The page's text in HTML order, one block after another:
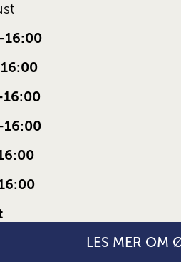
16:00
16:00
16:00
LES MER OM